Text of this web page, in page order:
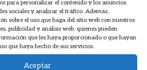
para personalizar el contenido y los anuncios,
sociales y analizar el tráfico. Además,
sobre el uso que haga del sitio web con nuestros
publicidad y análisis web, quienes pueden
que les haya proporcionado o que hayan
que haya hecho de sus servicios.
Aceptar
través de los sentidos, las ganas
utilizando siempre nuestro
Una de las últimas novedades
Raquel Martos, que
de tener en nuestro centro. Ah, y si